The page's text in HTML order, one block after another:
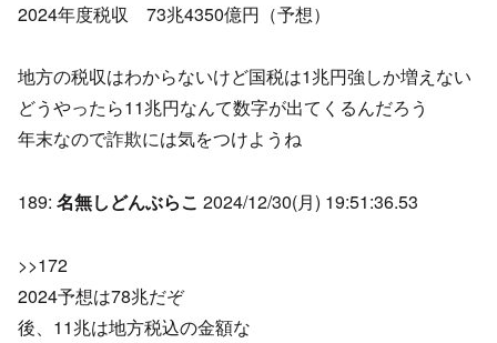
2024年度税収 73兆4350億円（予想）
地方の税収はわからないけど国税は1兆円強しか増えない
どうやったら11兆円なんて数字が出てくるんだろう
年末なので詐欺には気をつけようね
189: 名無しどんぶらこ 2024/12/30(月) 19:51:36.53
>>172
2024予想は78兆だぞ
後、11兆は地方税込の金額な